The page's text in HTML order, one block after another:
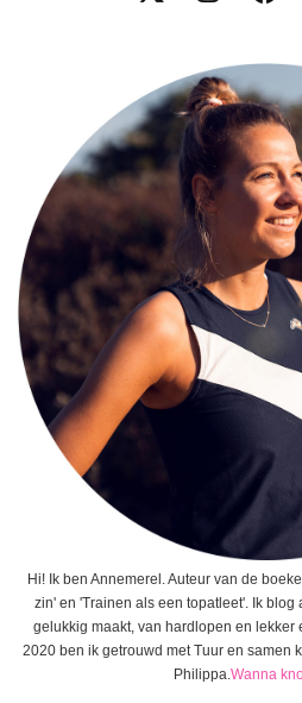
Hi! Ik ben Annemerel. Auteur van de
zin' en 'Trainen als een topatleet'. Ik
gelukkig maakt, van hardlopen en lekker
2020 ben ik getrouwd met Tuur en samen
Philippa.Wanna